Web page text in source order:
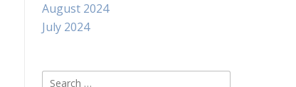
August 2024
July 2024
Search